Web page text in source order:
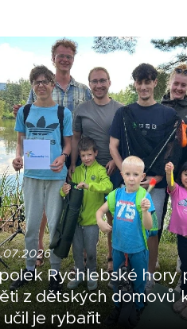
Rychlebské hory
z dětských domovů
je rybařit